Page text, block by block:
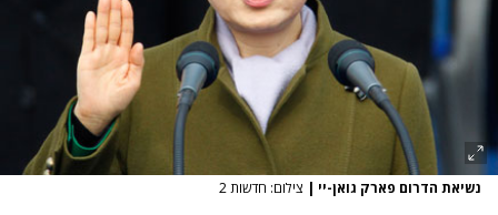
נשיאת הדרום פארק גואן-יי | צילום: חדשות 2